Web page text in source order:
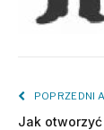
POPRZEDNI
Jak